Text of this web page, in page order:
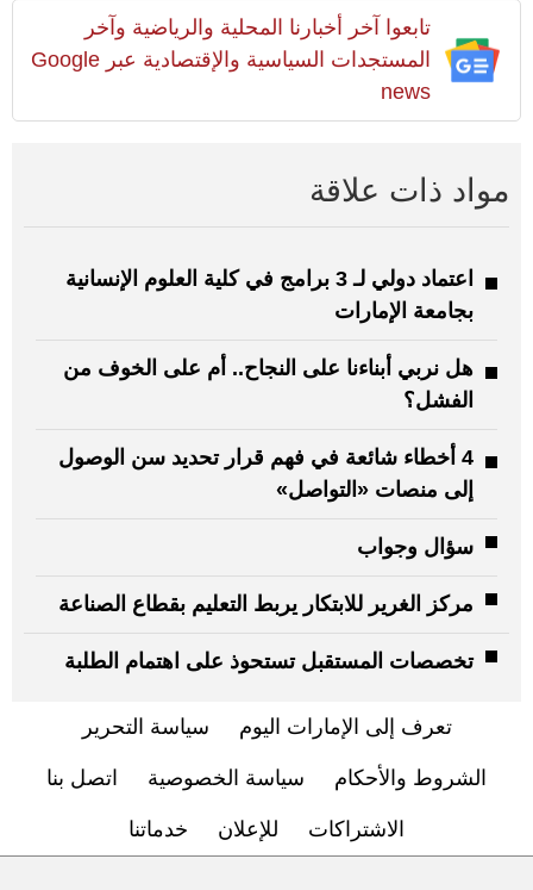
تابعوا آخر أخبارنا المحلية والرياضية وآخر
المستجدات السياسية والإقتصادية عبر Google
news
مواد ذات علاقة
اعتماد دولي لـ 3 برامج في كلية العلوم الإنسانية
بجامعة الإمارات
هل نربي أبناءنا على النجاح.. أم على الخوف من
الفشل؟
4 أخطاء شائعة في فهم قرار تحديد سن الوصول
إلى منصات «التواصل»
سؤال وجواب
مركز الغرير للابتكار يربط التعليم بقطاع الصناعة
تخصصات المستقبل تستحوذ على اهتمام الطلبة
تعرف إلى الإمارات اليوم سياسة التحرير
الشروط والأحكام سياسة الخصوصية اتصل بنا
الاشتراكات للإعلان خدماتنا